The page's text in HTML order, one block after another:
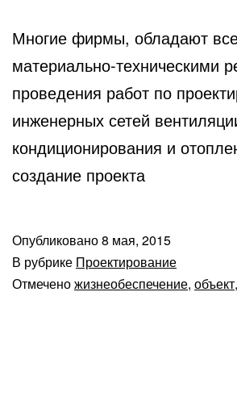
Многие фирмы, обладают
материально-техническими
проведения работ по
инженерных сетей
кондиционирования и
создание проекта
Опубликовано8 мая, 2015
В рубрике Проектирование
Отмеченожизнеобеспечение, объект,